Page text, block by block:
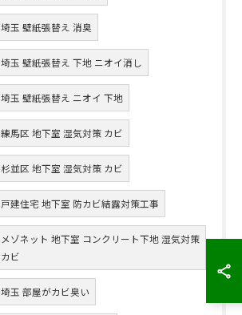
埼玉 壁紙張替え 消臭
埼玉 壁紙張替え 下地 ニオイ消し
埼玉 壁紙張替え ニオイ 下地
練馬区 地下室 湿気対策 カビ
杉並区 地下室 湿気対策 カビ
戸建住宅 地下室 防カビ結露対策工事
メゾネット 地下室 コンクリート下地 湿気対策
カビ
埼玉 部屋がカビ臭い